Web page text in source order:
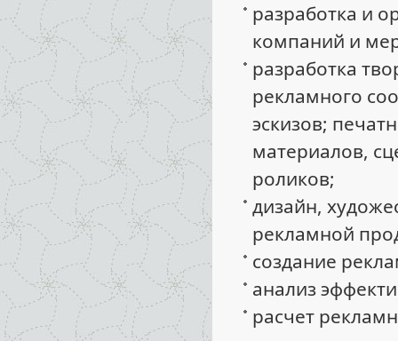
разработка и
компаний и
разработка
рекламного
эскизов;
материалов,
роликов;
дизайн,
рекламной
создание
анализ
расчет